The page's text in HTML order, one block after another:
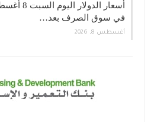
في سوق الصرف بعد…
أغسطس 8, 2026